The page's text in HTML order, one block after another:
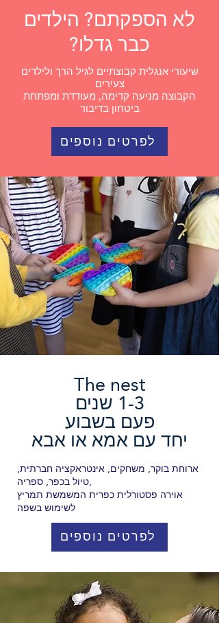
לא הספקתם? הילדים
כבר גדלו?
שיעורי אנגלית קבוצתיים לגיל הרך ולילדים
צעירים
הקבוצה מניעה קדימה, מעודדת ומפתחת
ביטחון בדיבור
לפרטים נוספים
The nest
1-3שנים
פעם בשבוע
יחד עם אמא או אבא
ארוחת בוקר, משחקים, אינטראקציה חברתית,
טיול בכפר, ספריה,
אוירה פסטורלית כפרית המשמשת תמריץ
לשימוש בשפה
לפרטים נוספים